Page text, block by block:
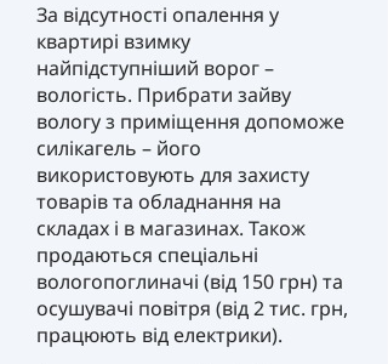
За відсутності опалення у
квартирі взимку
найпідступніший ворог –
вологість. Прибрати зайву
вологу з приміщення допоможе
силікагель – його
використовують для захисту
товарів та обладнання на
складах і в магазинах. Також
продаються спеціальні
вологопоглиначі (від 150 грн) та
осушувачі повітря (від 2 тис. грн,
працюють від електрики).